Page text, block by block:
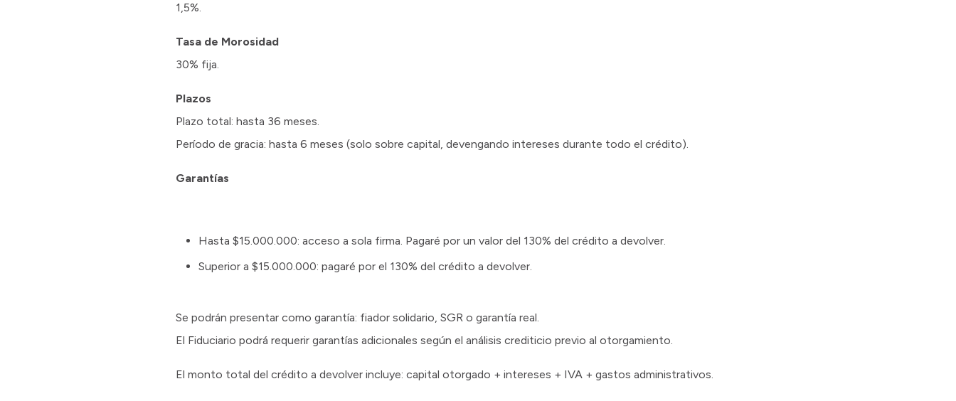
1,5%.
Tasa de Morosidad
30% fija.
Plazos
Plazo total: hasta 36 meses.
Período de gracia: hasta 6 meses (solo sobre capital, devengando intereses durante todo el crédito).
Garantías
Hasta $15.000.000: acceso a sola firma. Pagaré por un valor del 130% del crédito a devolver.
Superior a $15.000.000: pagaré por el 130% del crédito a devolver.
Se podrán presentar como garantía: fiador solidario, SGR o garantía real.
El Fiduciario podrá requerir garantías adicionales según el análisis crediticio previo al otorgamiento.
El monto total del crédito a devolver incluye: capital otorgado + intereses + IVA + gastos administrativos.